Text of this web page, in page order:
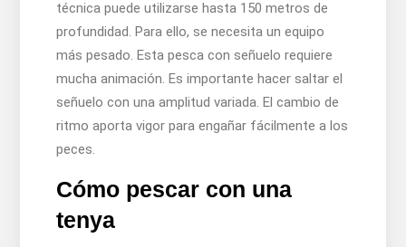
técnica puede utilizarse hasta 150 metros de
profundidad. Para ello, se necesita un equipo
más pesado. Esta pesca con señuelo requiere
mucha animación. Es importante hacer saltar el
señuelo con una amplitud variada. El cambio de
ritmo aporta vigor para engañar fácilmente a los
peces.
Cómo pescar con una
tenya